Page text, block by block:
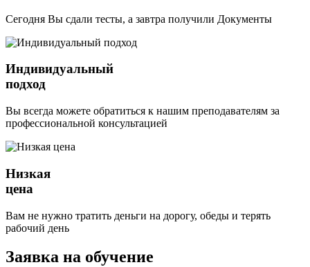
Сегодня Вы сдали тесты, а завтра получили Документы
Индивидуальный
подход
Вы всегда можете обратиться к нашим преподавателям за
профессиональной консультацией
Низкая
цена
Вам не нужно тратить деньги на дорогу, обеды и терять
рабочий день
Заявка на обучение